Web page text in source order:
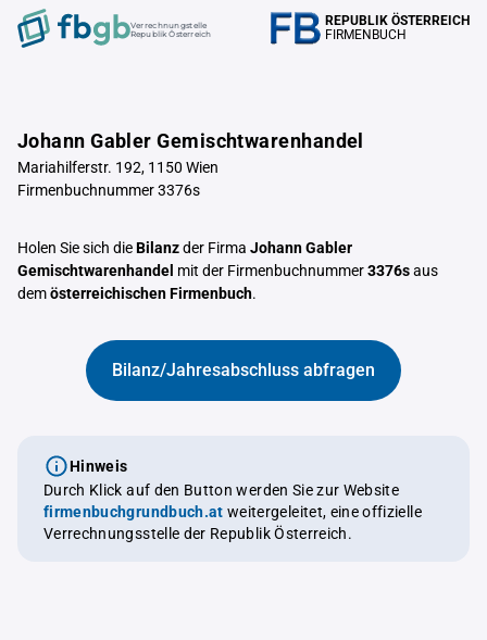
Verrechnungstelle
Republik Österreich
REPUBLIK ÖSTERREICH
FIRMENBUCH
Johann Gabler Gemischtwarenhandel
Mariahilferstr. 192, 1150 Wien
Firmenbuchnummer 3376s
Holen Sie sich dieBilanzder Firma Johann Gabler
Gemischtwarenhandel mit der Firmenbuchnummer3376saus
demösterreichischen Firmenbuch.
Bilanz/Jahresabschluss abfragen
Hinweis
Durch Klick auf den Button werden Sie zur Website
firmenbuchgrundbuch.at weitergeleitet, eine offizielle
Verrechnungsstelle der Republik Österreich.